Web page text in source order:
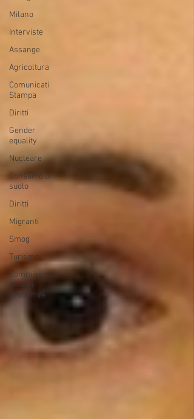
Milano
Interviste
Assange
Agricoltura
Comunicati
Stampa
Diritti
Gender
equality
Nucleare
Consumo di
suolo
Diritti
Migranti
Smog
Turismo
Commissione
Attività
Produttive